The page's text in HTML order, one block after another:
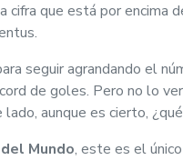
cifra que está por encima
seguir agrandando el
de goles. Pero no lo
aunque es cierto,
Mundo, este es el